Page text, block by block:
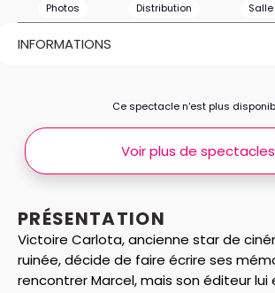
Photos Distribution Salle
INFORMATIONS
PRÉSENTATION
Victoire Carlota, ancienne star de
ruinée, décide de faire écrire ses
rencontrer Marcel, mais son éditeur lui
Ce spectacle n’est plus
Voir plus de spectacles